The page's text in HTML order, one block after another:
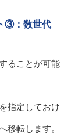
③： 数世代
ることが可能
指定しておけ
移転します。